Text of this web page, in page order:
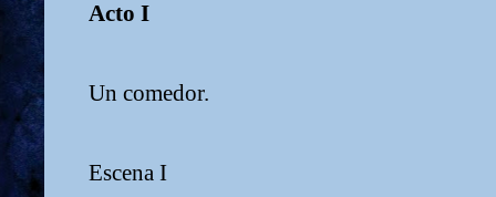
Acto I
Un comedor.
Escena I